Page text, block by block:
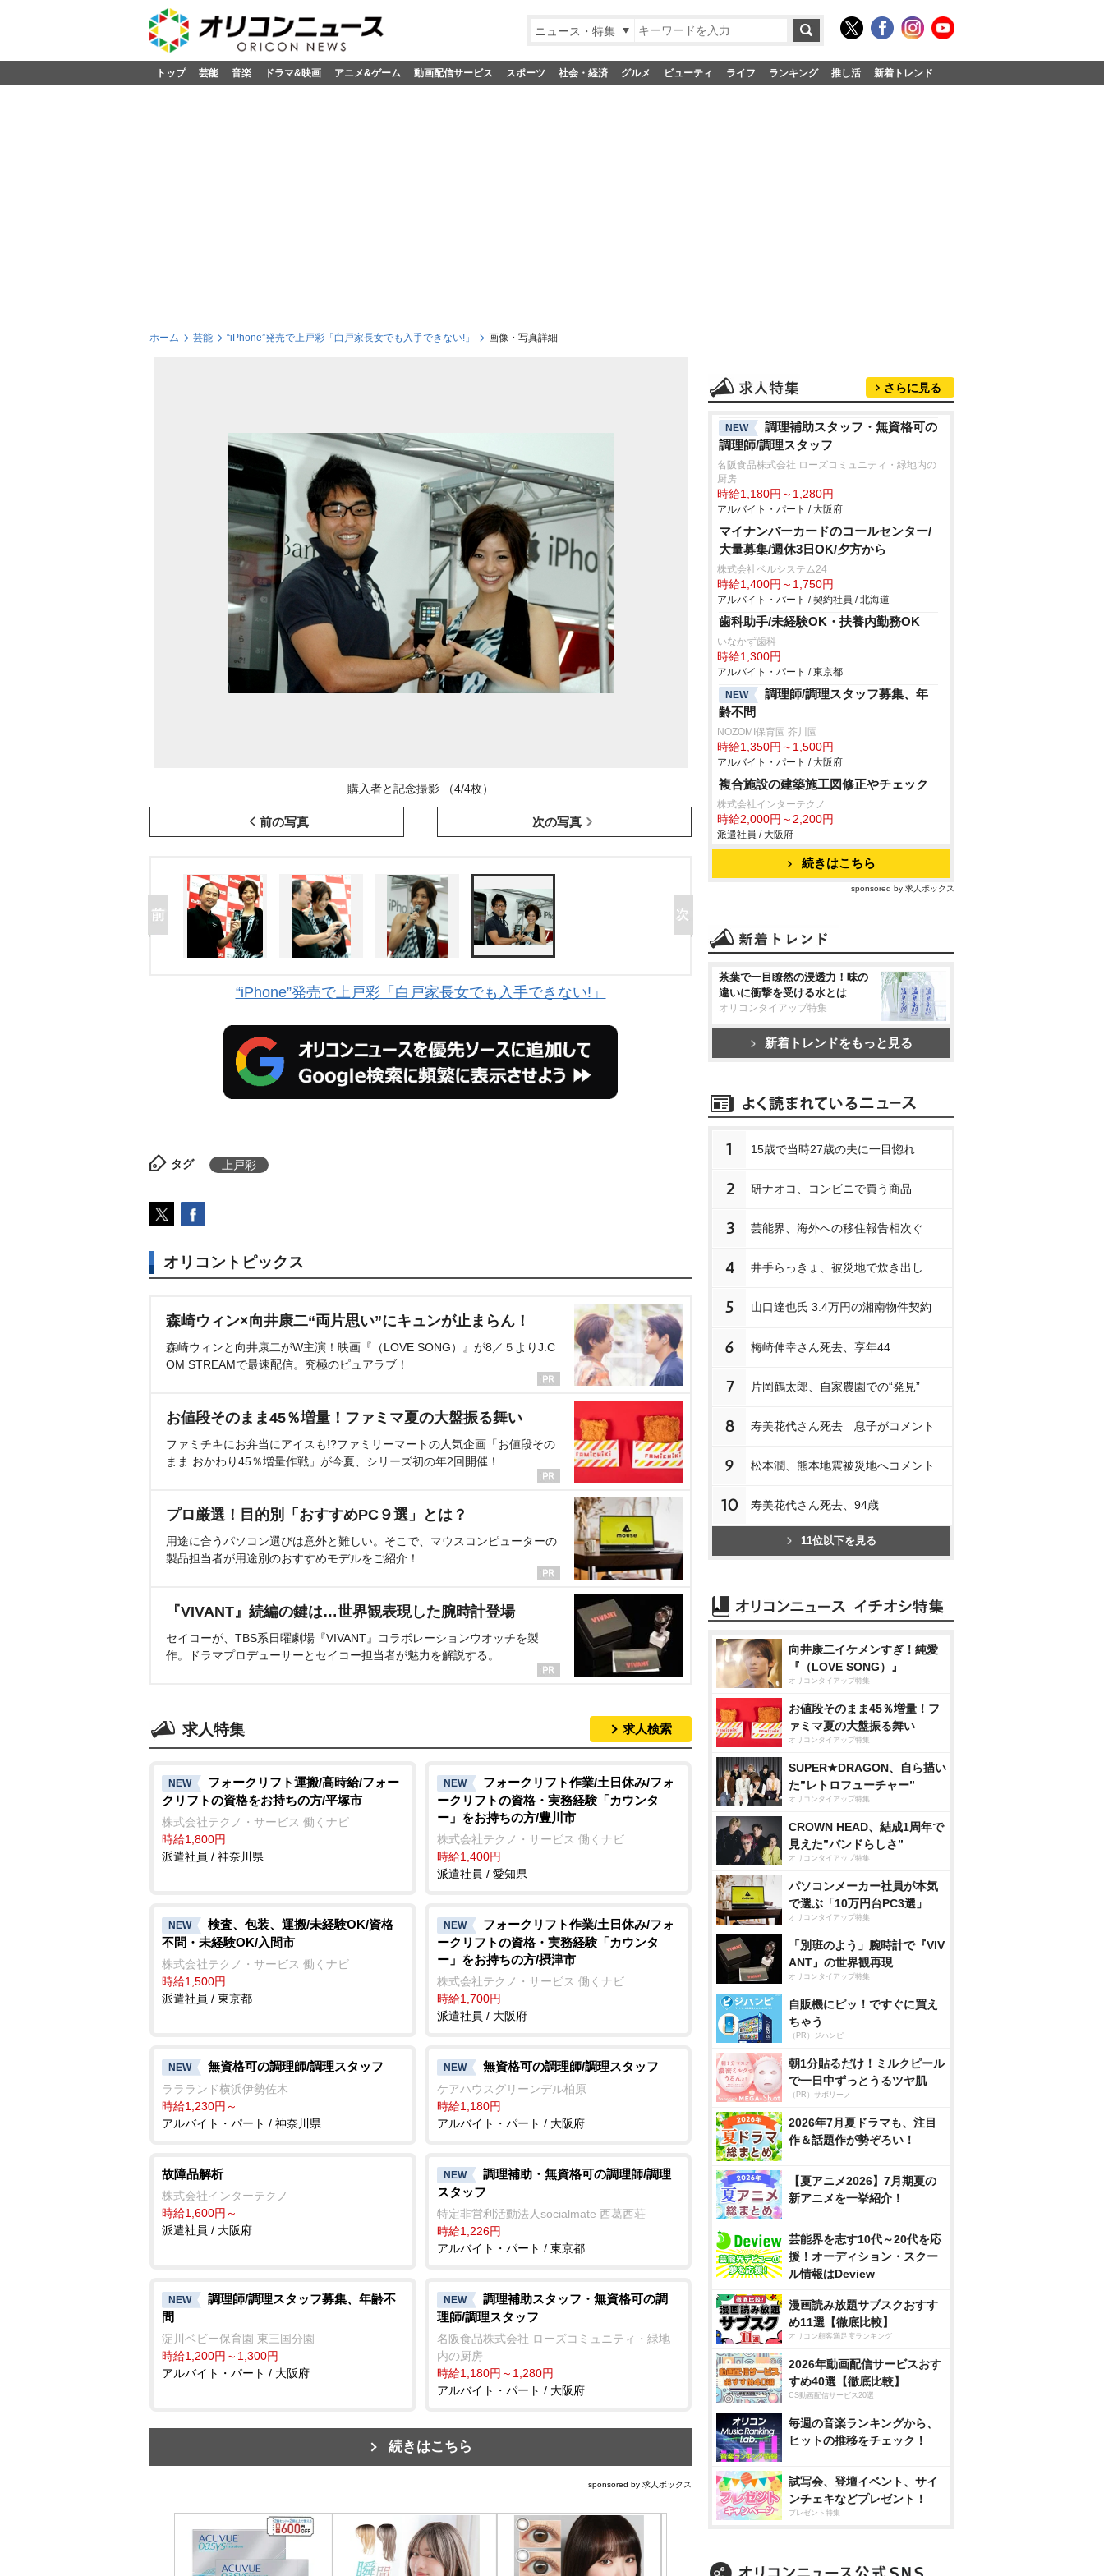
ニュース・特集
トップ 芸能 音楽 ドラマ&映画 アニメ&ゲーム 動画配信サービス スポーツ 社会・経済 グルメ ビューティ ライフ ランキング 推し活 新着トレンド
ホーム 芸能 “iPhone”発売で上戸彩「白戸家長女でも入手できない!」 画像・写真詳細
購入者と記念撮影 （4/4枚）
前の写真 次の写真
“iPhone”発売で上戸彩「白戸家長女でも入手できない!」
タグ 上戸彩
オリコントピックス
森崎ウィン×向井康二“両片思い”にキュンが止まらん！
森崎ウィンと向井康二がW主演！映画『（LOVE SONG）』が8／５よりJ:C
OM STREAMで最速配信。究極のピュアラブ！
お値段そのまま45％増量！ファミマ夏の大盤振る舞い
ファミチキにお弁当にアイスも!?ファミリーマートの人気企画「お値段その
まま おかわり45％増量作戦」が今夏、シリーズ初の年2回開催！
プロ厳選！目的別「おすすめPC９選」とは？
用途に合うパソコン選びは意外と難しい。そこで、マウスコンピューターの
製品担当者が用途別のおすすめモデルをご紹介！
『VIVANT』続編の鍵は…世界観表現した腕時計登場
セイコーが、TBS系日曜劇場『VIVANT』コラボレーションウオッチを製
作。ドラマプロデューサーとセイコー担当者が魅力を解説する。
求人特集 求人検索
NEW
フォークリフト運搬/高時給/フォー
クリフトの資格をお持ちの方/平塚市
株式会社テクノ・サービス 働くナビ
時給1,800円
派遣社員 / 神奈川県
NEW
フォークリフト作業/土日休み/フォ
ークリフトの資格・実務経験「カウンタ
ー」をお持ちの方/豊川市
株式会社テクノ・サービス 働くナビ
時給1,400円
派遣社員 / 愛知県
NEW
検査、包装、運搬/未経験OK/資格
不問・未経験OK/入間市
株式会社テクノ・サービス 働くナビ
時給1,500円
派遣社員 / 東京都
NEW
フォークリフト作業/土日休み/フォ
ークリフトの資格・実務経験「カウンタ
ー」をお持ちの方/摂津市
株式会社テクノ・サービス 働くナビ
時給1,700円
派遣社員 / 大阪府
NEW 無資格可の調理師/調理スタッフ
ララランド横浜伊勢佐木
時給1,230円～
アルバイト・パート / 神奈川県
NEW 無資格可の調理師/調理スタッフ
ケアハウスグリーンデル柏原
時給1,180円
アルバイト・パート / 大阪府
故障品解析
株式会社インターテクノ
時給1,600円～
派遣社員 / 大阪府
NEW
調理補助・無資格可の調理師/調理
スタッフ
特定非営利活動法人socialmate 西葛西荘
時給1,226円
アルバイト・パート / 東京都
NEW
調理師/調理スタッフ募集、年齢不
問
淀川ベビー保育園 東三国分園
時給1,200円～1,300円
アルバイト・パート / 大阪府
NEW
調理補助スタッフ・無資格可の調
理師/調理スタッフ
名阪食品株式会社 ローズコミュニティ・緑地
内の厨房
時給1,180円～1,280円
アルバイト・パート / 大阪府
続きはこちら
sponsored by 求人ボックス
さらに見る
NEW
調理補助スタッフ・無資格可の
調理師/調理スタッフ
名阪食品株式会社 ローズコミュニティ・緑地内の
厨房
時給1,180円～1,280円
アルバイト・パート / 大阪府
マイナンバーカードのコールセンター/
大量募集/週休3日OK/夕方から
株式会社ベルシステム24
時給1,400円～1,750円
アルバイト・パート / 契約社員 / 北海道
歯科助手/未経験OK・扶養内勤務OK
いなかず歯科
時給1,300円
アルバイト・パート / 東京都
NEW
調理師/調理スタッフ募集、年
齢不問
NOZOMI保育園 芥川園
時給1,350円～1,500円
アルバイト・パート / 大阪府
複合施設の建築施工図修正やチェック
株式会社インターテクノ
時給2,000円～2,200円
派遣社員 / 大阪府
続きはこちら
sponsored by 求人ボックス
茶葉で一目瞭然の浸透力！味の
違いに衝撃を受ける水とは
オリコンタイアップ特集
新着トレンドをもっと見る
1 15歳で当時27歳の夫に一目惚れ
2 研ナオコ、コンビニで買う商品
3 芸能界、海外への移住報告相次ぐ
4 井手らっきょ、被災地で炊き出し
5 山口達也氏 3.4万円の湘南物件契約
6 梅崎伸幸さん死去、享年44
7 片岡鶴太郎、自家農園での“発見”
8 寿美花代さん死去 息子がコメント
9 松本潤、熊本地震被災地へコメント
10 寿美花代さん死去、94歳
11位以下を見る
向井康二イケメンすぎ！純愛
『（LOVE SONG）』
オリコンタイアップ特集
お値段そのまま45％増量！フ
ァミマ夏の大盤振る舞い
オリコンタイアップ特集
SUPER★DRAGON、自ら描い
た”レトロフューチャー”
オリコンタイアップ特集
CROWN HEAD、結成1周年で
見えた”バンドらしさ”
オリコンタイアップ特集
パソコンメーカー社員が本気
で選ぶ「10万円台PC3選」
オリコンタイアップ特集
「別班のよう」腕時計で『VIV
ANT』の世界観再現
オリコンタイアップ特集
自販機にピッ！ですぐに買え
ちゃう
（PR）ジハンピ
朝1分貼るだけ！ミルクピール
で一日中ずっとうるツヤ肌
（PR）サボリーノ
2026年7月夏ドラマも、注目
作＆話題作が勢ぞろい！
【夏アニメ2026】7月期夏の
新アニメを一挙紹介！
芸能界を志す10代～20代を応
援！オーディション・スクー
ル情報はDeview
漫画読み放題サブスクおすす
め11選【徹底比較】
オリコン顧客満足度ランキング
2026年動画配信サービスおす
すめ40選【徹底比較】
CS動画配信サービス20選
毎週の音楽ランキングから、
ヒットの推移をチェック！
試写会、登壇イベント、サイ
ンチェキなどプレゼント！
プレゼント特集